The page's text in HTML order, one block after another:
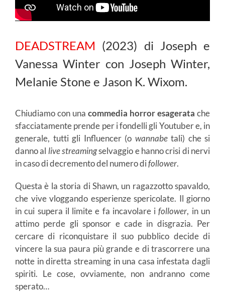
DEADSTREAM (2023) di Joseph e
Vanessa Winter con Joseph Winter,
Melanie Stone e Jason K. Wixom.
Chiudiamo con una commedia horror esagerata che
sfacciatamente prende per i fondelli gli Youtuber e, in
generale, tutti gli Influencer (o wannabetali) che si
danno al livestreamingselvaggio e hanno crisi di nervi
in caso di decremento del numero difollower.
Questa è la storia di Shawn, un ragazzotto spavaldo,
che vive vloggando esperienze spericolate. Il giorno
in cui supera il limite e fa incavolare ifollower, in un
attimo perde gli sponsor e cade in disgrazia. Per
cercare di riconquistare il suo pubblico decide di
vincere la sua paura più grande e di trascorrere una
notte in diretta streaming in una casa infestata dagli
spiriti. Le cose, ovviamente, non andranno come
sperato…